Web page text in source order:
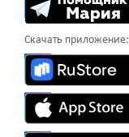
Скачать приложение: